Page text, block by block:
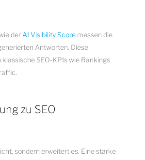
der AI Visibility Score messen die
Antworten. Diese
SEO-KPIs wie Rankings
zu SEO
sondern erweitert es. Eine starke